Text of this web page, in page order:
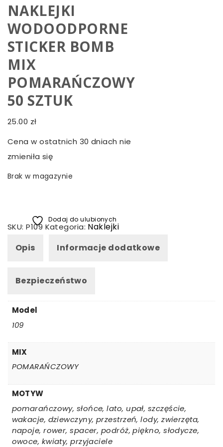
NAKLEJKI
WODOODPORNE
STICKER BOMB
MIX
POMARAŃCZOWY
50 SZTUK
25.00 zł
Cena w ostatnich 30 dniach nie
zmieniła się
Brak w magazynie
Dodaj do ulubionych
SKU:P109 Kategoria: Naklejki
Opis
Informacje dodatkowe
Bezpieczeństwo
Model
109
MIX
POMARAŃCZOWY
MOTYW
pomarańczowy, słońce, lato, upał, szczęście,
wakacje, dziewczyny, przestrzeń, lody, zwierzęta,
napoje, rower, spacer, podróż, piękno, słodycze,
owoce, kwiaty, przyjaciele